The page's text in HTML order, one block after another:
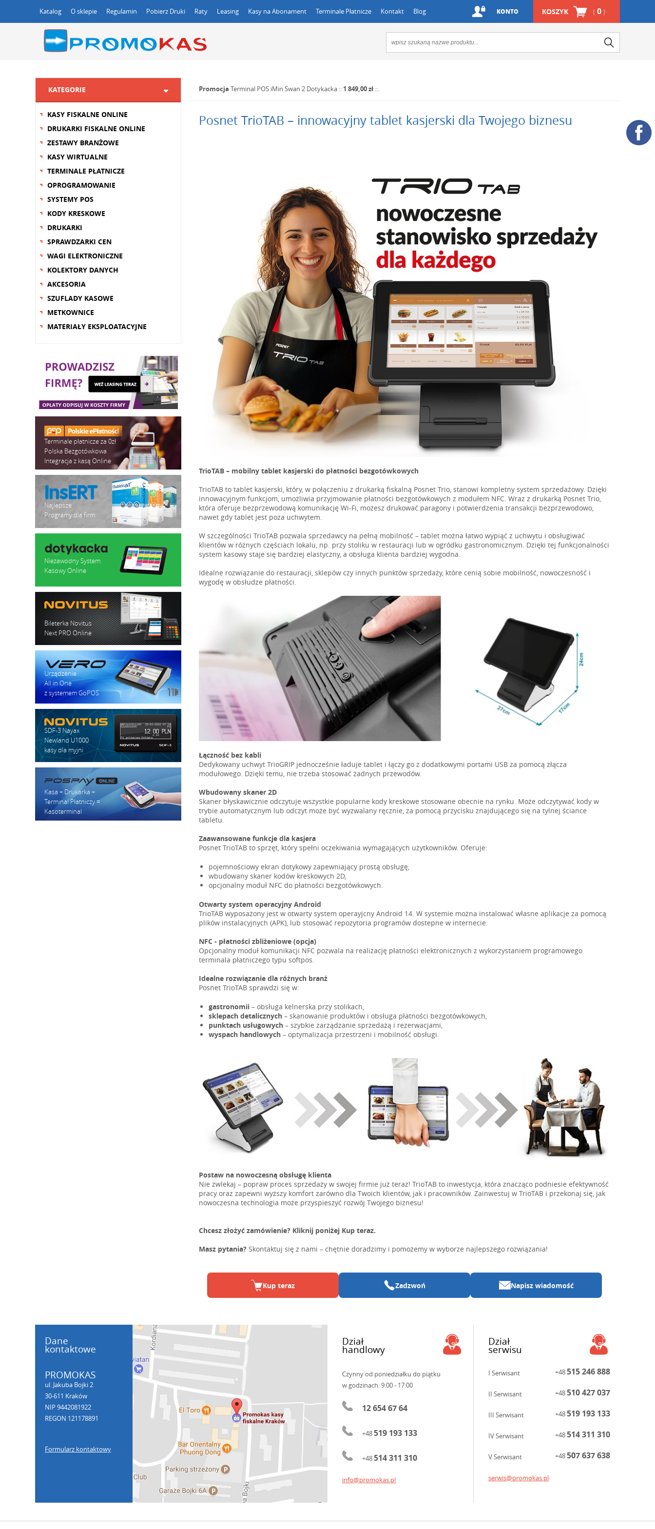
Katalog O sklepie Regulamin Pobierz Druki Raty Leasing Kasy na Abonament Terminale Płatnicze Kontakt Blog KOSZYK ( 0 )
KONTO
KATEGORIE
KASY FISKALNE ONLINE
DRUKARKI FISKALNE ONLINE
ZESTAWY BRANŻOWE
KASY WIRTUALNE
TERMINALE PŁATNICZE
OPROGRAMOWANIE
SYSTEMY POS
KODY KRESKOWE
DRUKARKI
SPRAWDZARKI CEN
WAGI ELEKTRONICZNE
KOLEKTORY DANYCH
AKCESORIA
SZUFLADY KASOWE
METKOWNICE
MATERIAŁY EKSPLOATACYJNE
Promocja Terminal POS iMin Swan 2 Dotykacka :: 1 849,00 zł ::.
Posnet TrioTAB – innowacyjny tablet kasjerski dla Twojego biznesu
TrioTAB – mobilny tablet kasjerski do płatności bezgotówkowych
TrioTAB to tablet kasjerski, który, w połączeniu z drukarką fiskalną Posnet Trio, stanowi kompletny system sprzedażowy. Dzięki
innowacyjnym funkcjom, umożliwia przyjmowanie płatności bezgotówkowych z modułem NFC. Wraz z drukarką Posnet Trio,
która oferuje bezprzewodową komunikację Wi-Fi, możesz drukować paragony i potwierdzenia transakcji bezprzewodowo,
nawet gdy tablet jest poza uchwytem.
W szczególności TrioTAB pozwala sprzedawcy na pełną mobilność – tablet można łatwo wypiąć z uchwytu i obsługiwać
klientów w różnych częściach lokalu, np. przy stoliku w restauracji lub w ogródku gastronomicznym. Dzięki tej funkcjonalności
system kasowy staje się bardziej elastyczny, a obsługa klienta bardziej wygodna.
Idealne rozwiązanie do restauracji, sklepów czy innych punktów sprzedaży, które cenią sobie mobilność, nowoczesność i
wygodę w obsłudze płatności.
Łączność bez kabli
Dedykowany uchwyt TrioGRIP jednocześnie ładuje tablet i łączy go z dodatkowymi portami USB za pomocą złącza
modułowego. Dzięki temu, nie trzeba stosować żadnych przewodów.
Wbudowany skaner 2D
Skaner błyskawicznie odczytuje wszystkie popularne kody kreskowe stosowane obecnie na rynku. Może odczytywać kody w
trybie automatycznym lub odczyt może być wyzwalany ręcznie, za pomocą przycisku znajdującego się na tylnej ściance
tabletu.
Zaawansowane funkcje dla kasjera
Posnet TrioTAB to sprzęt, który spełni oczekiwania wymagających użytkowników. Oferuje:
pojemnościowy ekran dotykowy zapewniający prostą obsługę,
wbudowany skaner kodów kreskowych 2D,
opcjonalny moduł NFC do płatności bezgotówkowych.
Otwarty system operacyjny Android
TrioTAB wyposażony jest w otwarty system operayjcny Android 14. W systemie można instalować własne aplikacje za pomocą
plików instalacyjnych (APK), lub stosować repozytoria programów dostepne w internecie.
NFC - płatności zbliżeniowe (opcja)
Opcjonalny moduł komunikacji NFC pozwala na realizację płatności elektronicznych z wykorzystaniem programowego
terminala płatniczego typu softpos.
Idealne rozwiązanie dla różnych branż
Posnet TrioTAB sprawdzi się w:
gastronomii – obsługa kelnerska przy stolikach,
sklepach detalicznych – skanowanie produktów i obsługa płatności bezgotówkowych,
punktach usługowych – szybkie zarządzanie sprzedażą i rezerwacjami,
wyspach handlowych – optymalizacja przestrzeni i mobilność obsługi.
Postaw na nowoczesną obsługę klienta
Nie zwlekaj – popraw proces sprzedaży w swojej firmie już teraz! TrioTAB to inwestycja, która znacząco podniesie efektywność
pracy oraz zapewni wyższy komfort zarówno dla Twoich klientów, jak i pracowników. Zainwestuj w TrioTAB i przekonaj się, jak
nowoczesna technologia może przyspieszyć rozwój Twojego biznesu!
Chcesz złożyć zamówienie? Kliknij poniżej Kup teraz.
Masz pytania? Skontaktuj się z nami – chętnie doradzimy i pomożemy w wyborze najlepszego rozwiązania!
Kup teraz Zadzwoń Napisz wiadomość
Terminale płatnicze za 0zł
Polska Bezgotówkowa
Integracja z kasą Online
Najlepsze
Programy dla firm
Niezawodny System
Kasowy Online
Bileterka Novitus
Next PRO Online
Urządzenie
All in One
z systemem GoPOS
SDF-3 Nayax
Newland U1000
kasy dla myjni
Kasa + Drukarka +
Terminal Płatniczy =
Kasoterminal
Dane
kontaktowe
PROMOKAS
ul. Jakuba Bojki 2
30-611 Kraków
NIP 9442081922
REGON 121178891
Formularz kontaktowy
Dział
handlowy
Czynny od poniedziałku do piątku
w godzinach: 9:00 - 17:00
12 654 67 64
+48519 193 133
+48514 311 310
info@promokas.pl
Dział
serwisu
I Serwisant +48515 246 888
II Serwisant +48510 427 037
III Serwisant +48519 193 133
IV Serwisant +48514 311 310
V Serwisant +48507 637 638
serwis@promokas.pl